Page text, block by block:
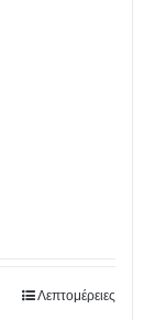
Λεπτομέρειες